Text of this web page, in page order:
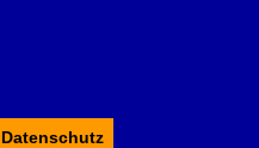
Datenschutz